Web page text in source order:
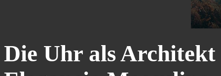
Die Uhr als